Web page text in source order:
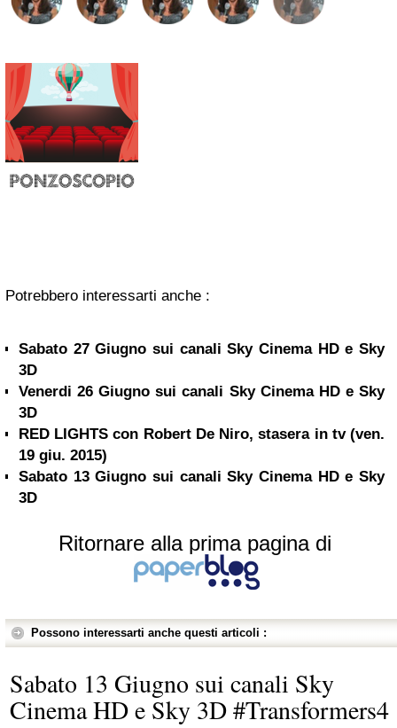
Potrebbero interessarti anche :
Sabato 27 Giugno sui canali Sky Cinema HD e Sky
3D
Venerdi 26 Giugno sui canali Sky Cinema HD e Sky
3D
RED LIGHTS con Robert De Niro, stasera in tv (ven.
19 giu. 2015)
Sabato 13 Giugno sui canali Sky Cinema HD e Sky
3D
Ritornare alla prima pagina di
Possono interessarti anche questi articoli :
Sabato 13 Giugno sui canali Sky
Cinema HD e Sky 3D #Transformers4